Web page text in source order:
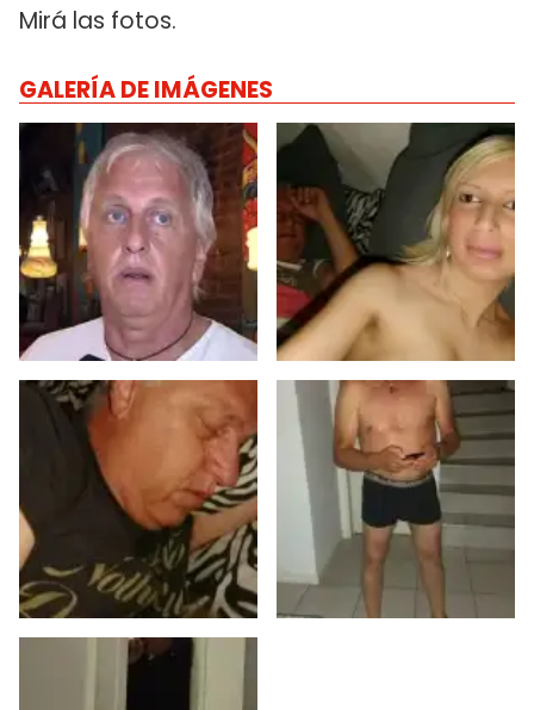
Mirá las fotos.
GALERÍA DE IMÁGENES